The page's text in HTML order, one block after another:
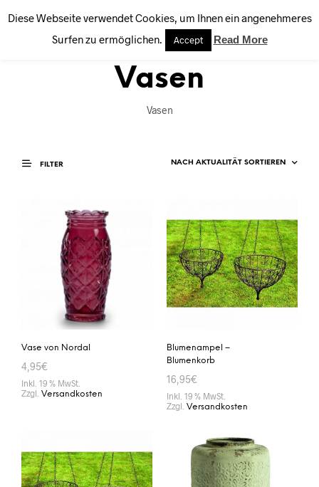
0
Vasen
Vasen
FILTER
Vase von Nordal
4,95€
Inkl. 19 % MwSt.
Zzgl. Versandkosten
Blumenampel –
Blumenkorb
16,95€
Inkl. 19 % MwSt.
Zzgl. Versandkosten
Diese Webseite verwendet Cookies, um Ihnen ein angenehmeres
Surfen zu ermöglichen.
Accept Read More